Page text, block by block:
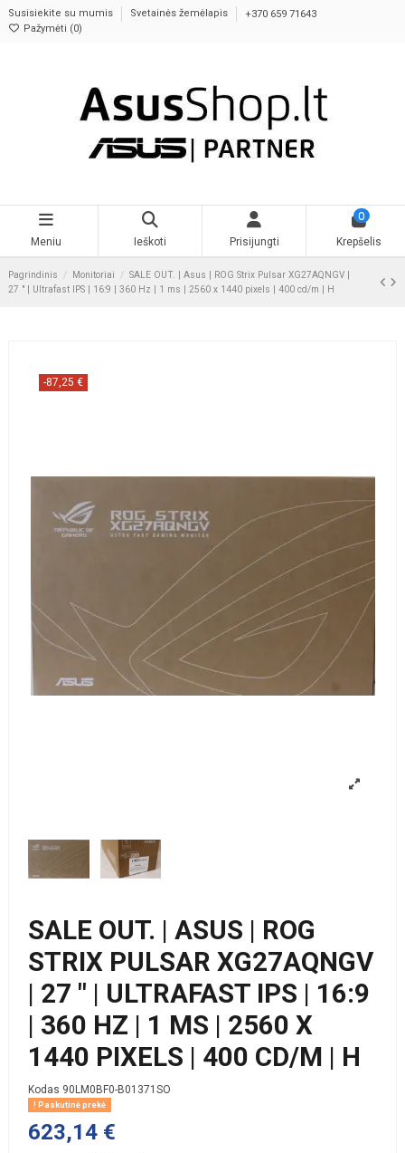
Susisiekite su mumis Svetainės žemėlapis
+370 659 71643
Pažymėti (0)
Meniu Ieškoti Prisijungti
0
Krepšelis
Pagrindinis Monitoriai
SALE OUT. | Asus | ROG Strix Pulsar XG27AQNGV |
27 " | Ultrafast IPS | 16:9 | 360 Hz | 1 ms | 2560 x 1440 pixels | 400 cd/m | H
-87,25 €
SALE OUT. | ASUS | ROG
STRIX PULSAR XG27AQNGV
| 27 " | ULTRAFAST IPS | 16:9
| 360 HZ | 1 MS | 2560 X
1440 PIXELS | 400 CD/M | H
Kodas 90LM0BF0-B01371SO
Paskutinė prekė
623,14 €